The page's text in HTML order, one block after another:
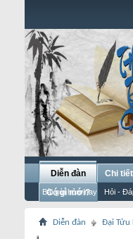
Diễn đàn
Bài gửi hôm nay Hỏi -
Chi
Có gì mới?
Diễn đàn Đại Tửu